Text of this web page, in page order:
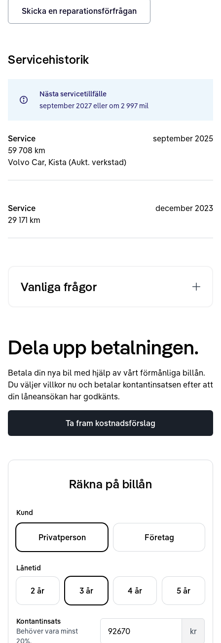
Skicka en reparationsförfrågan
Servicehistorik
Nästa servicetillfälle
september 2027eller om 2 997 mil
Service
59 708 km
Volvo Car, Kista (Aukt. verkstad)
september 2025
Service
29 171 km
december 2023
Vanliga frågor
Dela upp betalningen.
Betala din nya bil med hjälp av vårt förmånliga billån.
Du väljer villkor nu och betalar kontantinsatsen efter att
din låneansökan har godkänts.
Ta fram kostnadsförslag
Räkna på billån
Kund
Privatperson Företag
Lånetid
2 år 3 år 4 år 5 år
Kontantinsats
Behöver vara minst
20%.
kr